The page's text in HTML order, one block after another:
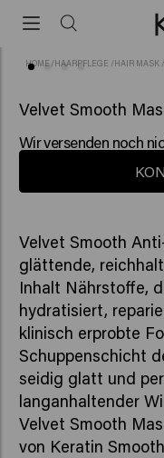
HOME /HAARPFLEGE /HAIR MASK
Velvet Smooth
Wir versenden noch
Velvet Smooth
glättende,
Inhalt Nährstoffe,
hydratisiert,
klinisch erprobte
Schuppenschicht
seidig glatt und
langanhaltender
Velvet Smooth
von Keratin